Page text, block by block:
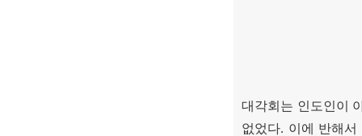
대각회는 인도인이
없었다. 이에 반해